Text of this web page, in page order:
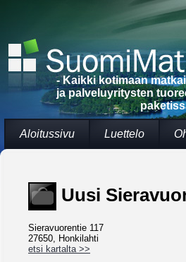
- Kaikki kotimaan
ja palveluyritysten
Aloitussivu Luettelo
Uusi
Sieravuorentie 117
27650, Honkilahti
etsi kartalta >>